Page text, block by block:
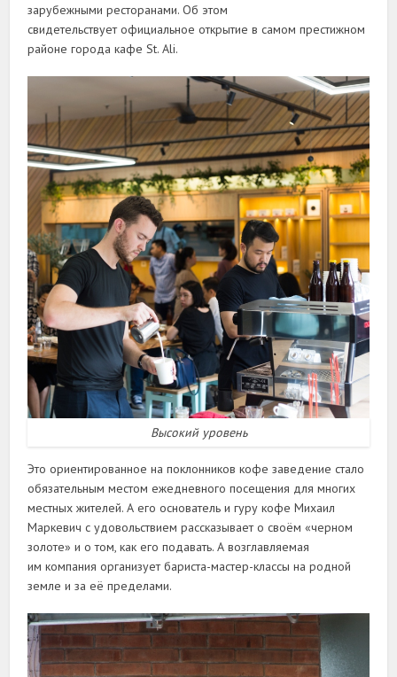
зарубежными ресторанами. Об этом
свидетельствует официальное открытие в самом престижном
районе города кафе St. Ali.
Высокий уровень
Это ориентированное на поклонников кофе заведение стало
обязательным местом ежедневного посещения для многих
местных жителей. А его основатель и гуру кофе Михаил
Маркевич с удовольствием рассказывает о своём «черном
золоте» и о том, как его подавать. А возглавляемая
им компания организует бариста-мастер-классы на родной
земле и за её пределами.